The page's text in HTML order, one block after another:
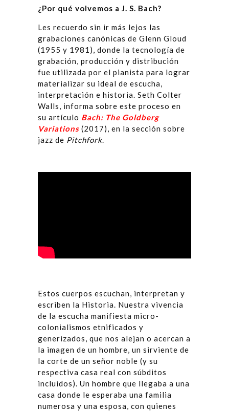
¿Por qué volvemos a J. S. Bach?
Les recuerdo sin ir más lejos las
grabaciones canónicas de Glenn Gloud
(1955 y 1981), donde la tecnología de
grabación, producción y distribución
fue utilizada por el pianista para lograr
materializar su ideal de escucha,
interpretación e historia. Seth Colter
Walls, informa sobre este proceso en
su artículo Bach: The Goldberg
Variations (2017), en la sección sobre
jazz de Pitchfork.
Estos cuerpos escuchan, interpretan y
escriben la Historia. Nuestra vivencia
de la escucha manifiesta micro-
colonialismos etnificados y
generizados, que nos alejan o acercan a
la imagen de un hombre, un sirviente de
la corte de un señor noble (y su
respectiva casa real con súbditos
incluidos). Un hombre que llegaba a una
casa donde le esperaba una familia
numerosa y una esposa, con quienes